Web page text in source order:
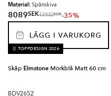
Material: Spånskiva
8089SEK12432SEK-35%
LÄGG I VARUKORG
🥇 TOPPDESIGN 2026
Skåp Elmstone Mörkblå Matt 60 cm
BDV2652